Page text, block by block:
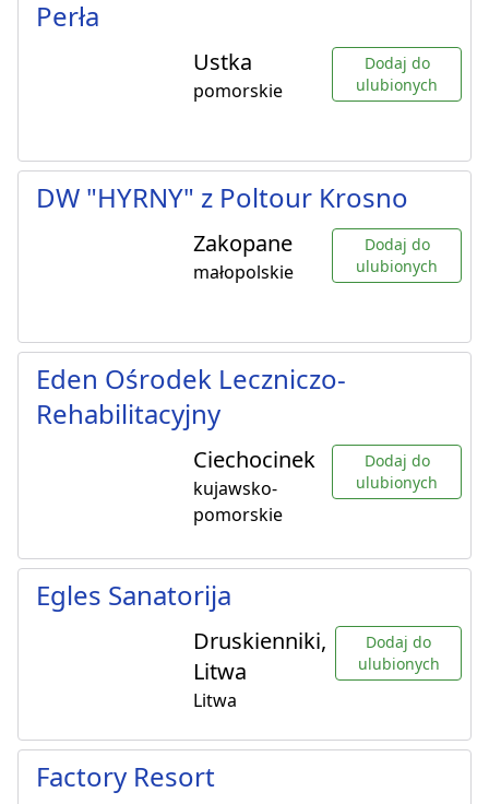
Perła
Ustka
pomorskie
Dodaj do
ulubionych
DW "HYRNY" z Poltour Krosno
Zakopane
małopolskie
Dodaj do
ulubionych
Eden Ośrodek Leczniczo-
Rehabilitacyjny
Ciechocinek
kujawsko-
pomorskie
Dodaj do
ulubionych
Egles Sanatorija
Druskienniki,
Litwa
Litwa
Dodaj do
ulubionych
Factory Resort